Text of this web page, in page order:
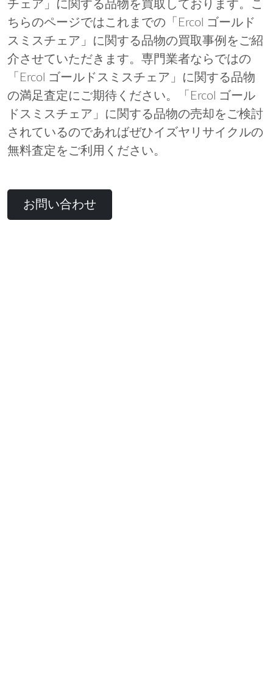
チェア」に関する品物を買取しております。こ
ちらのページではこれまでの「Ercol ゴールド
スミスチェア」に関する品物の買取事例をご紹
介させていただきます。専門業者ならではの
「Ercol ゴールドスミスチェア」に関する品物
の満足査定にご期待ください。「Ercol ゴール
ドスミスチェア」に関する品物の売却をご検討
されているのであればぜひイズヤリサイクルの
無料査定をご利用ください。
お問い合わせ